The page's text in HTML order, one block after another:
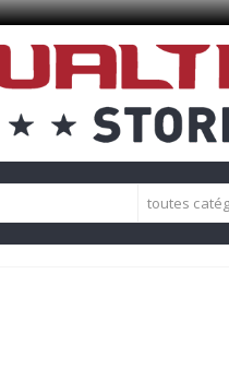
toutes